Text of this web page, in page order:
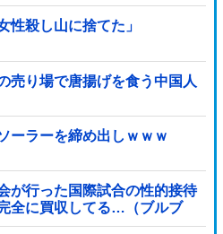
性殺し山に捨てた」
売り場で唐揚げを食う中国人
ーラーを締め出しｗｗｗ
が行った国際試合の性的接待
全に買収してる…（ブルブ